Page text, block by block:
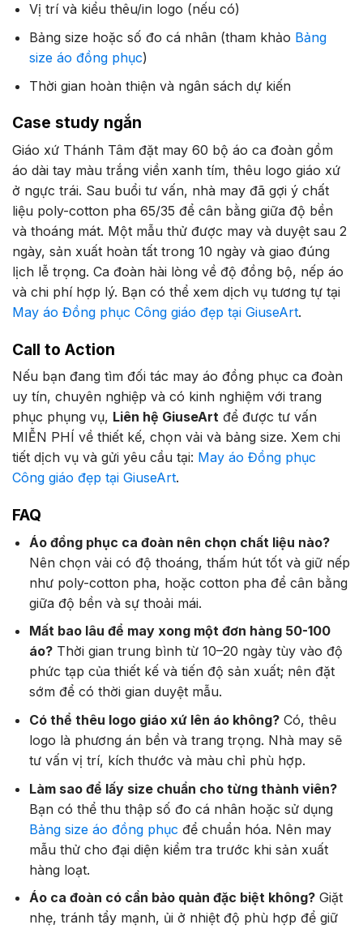
Vị trí và kiểu thêu/in logo (nếu có)
Bảng size hoặc số đo cá nhân (tham khảo Bảng
size áo đồng phục)
Thời gian hoàn thiện và ngân sách dự kiến
Case study ngắn
Giáo xứ Thánh Tâm đặt may 60 bộ áo ca đoàn gồm
áo dài tay màu trắng viền xanh tím, thêu logo giáo xứ
ở ngực trái. Sau buổi tư vấn, nhà may đã gợi ý chất
liệu poly-cotton pha 65/35 để cân bằng giữa độ bền
và thoáng mát. Một mẫu thử được may và duyệt sau 2
ngày, sản xuất hoàn tất trong 10 ngày và giao đúng
lịch lễ trọng. Ca đoàn hài lòng về độ đồng bộ, nếp áo
và chi phí hợp lý. Bạn có thể xem dịch vụ tương tự tại
May áo Đồng phục Công giáo đẹp tại GiuseArt.
Call to Action
Nếu bạn đang tìm đối tác may áo đồng phục ca đoàn
uy tín, chuyên nghiệp và có kinh nghiệm với trang
phục phụng vụ, Liên hệ GiuseArt để được tư vấn
MIỄN PHÍ về thiết kế, chọn vải và bảng size. Xem chi
tiết dịch vụ và gửi yêu cầu tại: May áo Đồng phục
Công giáo đẹp tại GiuseArt.
FAQ
Áo đồng phục ca đoàn nên chọn chất liệu nào?
Nên chọn vải có độ thoáng, thấm hút tốt và giữ nếp
như poly-cotton pha, hoặc cotton pha để cân bằng
giữa độ bền và sự thoải mái.
Mất bao lâu để may xong một đơn hàng 50-100
áo?Thời gian trung bình từ 10–20 ngày tùy vào độ
phức tạp của thiết kế và tiến độ sản xuất; nên đặt
sớm để có thời gian duyệt mẫu.
Có thể thêu logo giáo xứ lên áo không?Có, thêu
logo là phương án bền và trang trọng. Nhà may sẽ
tư vấn vị trí, kích thước và màu chỉ phù hợp.
Làm sao để lấy size chuẩn cho từng thành viên?
Bạn có thể thu thập số đo cá nhân hoặc sử dụng
Bảng size áo đồng phục để chuẩn hóa. Nên may
mẫu thử cho đại diện kiểm tra trước khi sản xuất
hàng loạt.
Áo ca đoàn có cần bảo quản đặc biệt không?Giặt
nhẹ, tránh tẩy mạnh, ủi ở nhiệt độ phù hợp để giữ